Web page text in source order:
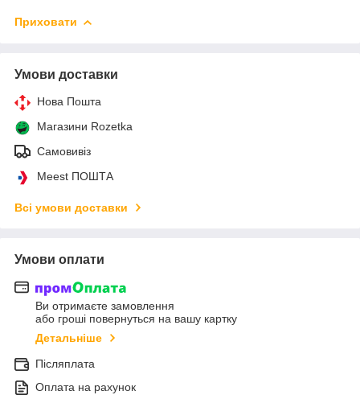
Приховати
Умови доставки
Нова Пошта
Магазини Rozetka
Самовивіз
Meest ПОШТА
Всі умови доставки
Умови оплати
Ви отримаєте замовлення
або гроші повернуться на вашу картку
Детальніше
Післяплата
Оплата на рахунок